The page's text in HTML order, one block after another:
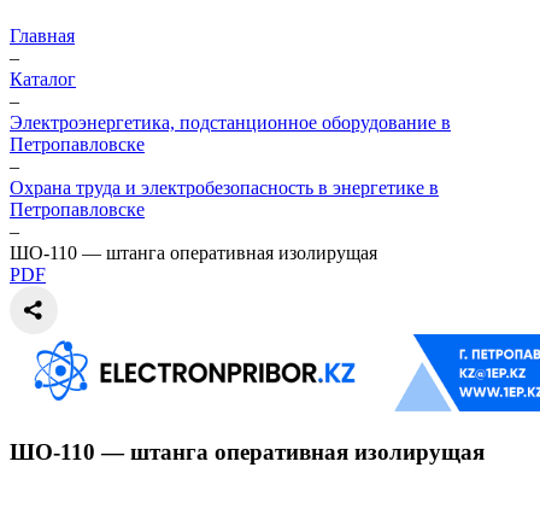
Главная
–
Каталог
–
Электроэнергетика, подстанционное оборудование в
Петропавловске
–
Охрана труда и электробезопасность в энергетике в
Петропавловске
–
ШО-110 — штанга оперативная изолирущая
PDF
ШО-110 — штанга оперативная изолирущая